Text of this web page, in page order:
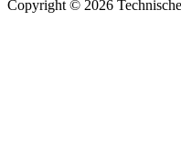
Copyright © 2026